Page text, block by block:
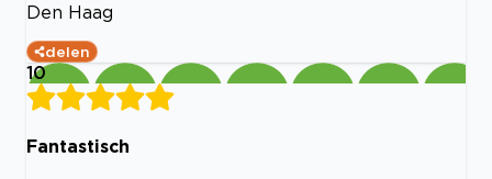
Den Haag
delen
10
Fantastisch